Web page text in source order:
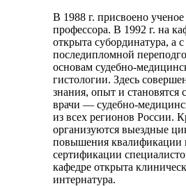
В 1988 г. присвоено ученое
профессора. В 1992 г. на
открыта субординатура, а
последипломной
основам судебно-
гистологии. Здесь
знания, опыт и становятся
врачи — судебно-
из всех регионов России.
организуются выездные
повышения квалификации
сертификации
кафедре открыта
интернатура.